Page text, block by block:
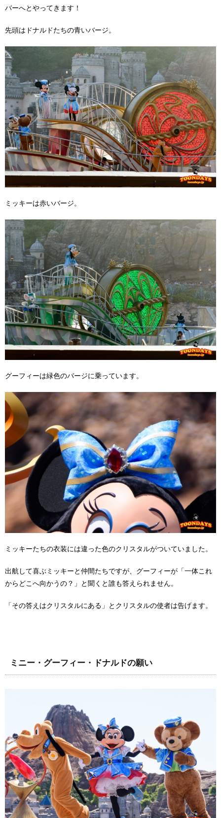
バーへとやってきます！
先頭はドナルドたちの青いバージ。
ミッキーは赤いバージ。
グーフィーは緑色のバージに乗っています。
ミッキーたちの衣装には違った色のクリスタルがついていました。
出航して喜ぶミッキーと仲間たちですが、グーフィーが「一体これ
からどこへ向かうの？」と聞くと誰も答えられません。
「その答えはクリスタルにある」とクリスタルの使者は告げます。
ミニー・グーフィー・ドナルドの願い